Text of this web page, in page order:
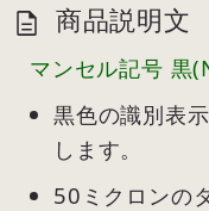
商品説明文
マンセル記号 黒
黒色の識別表
します。
50ミクロンの